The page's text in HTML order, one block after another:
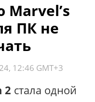
ПК не
12:46 GMT+3
2 стала одной